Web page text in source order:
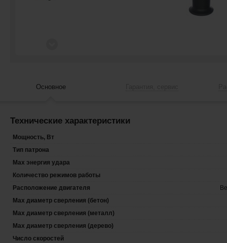
Основное
Технические характеристики
Мощность, Вт
Тип патрона
Max энергия удара
Количество режимов работы
Расположение двигателя
Max диаметр сверления (бетон)
Max диаметр сверления (металл)
Max диаметр сверления (дерево)
Число скоростей